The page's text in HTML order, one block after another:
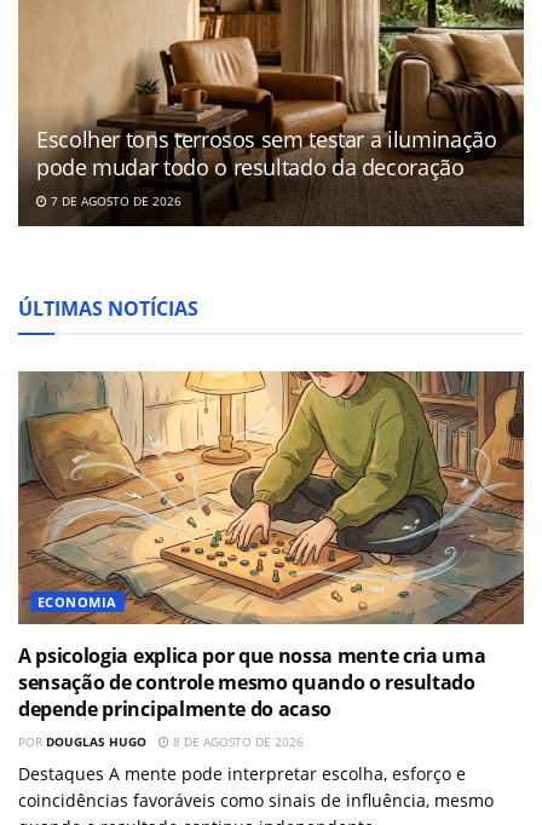
Escolher tons terrosos sem testar a iluminação
pode mudar todo o resultado da decoração
7 DE AGOSTO DE 2026
ÚLTIMAS NOTÍCIAS
ECONOMIA
A psicologia explica por que nossa mente cria uma
sensação de controle mesmo quando o resultado
depende principalmente do acaso
POR DOUGLAS HUGO 8 DE AGOSTO DE 2026
Destaques A mente pode interpretar escolha, esforço e
coincidências favoráveis como sinais de influência, mesmo